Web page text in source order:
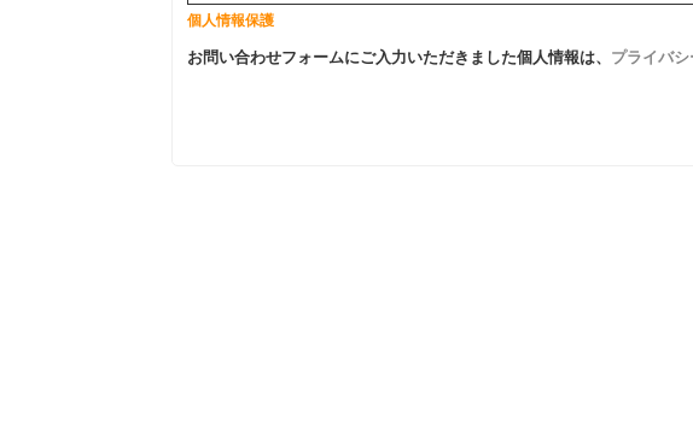
個人情報保護
お問い合わせフォームにご入力いただきました個人情報は、 プライバ